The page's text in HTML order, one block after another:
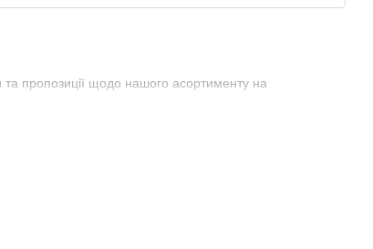
пропозиції щодо нашого асортименту на